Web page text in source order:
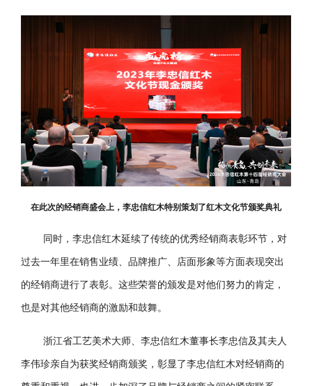
在此次的经销商盛会上，李忠信红木特别策划了红木文化节颁奖典礼
同时，李忠信红木延续了传统的优秀经销商表彰环节，对
过去一年里在销售业绩、品牌推广、店面形象等方面表现突出
的经销商进行了表彰。这些荣誉的颁发是对他们努力的肯定，
也是对其他经销商的激励和鼓舞。
浙江省工艺美术大师、李忠信红木董事长李忠信及其夫人
李伟珍亲自为获奖经销商颁奖，彰显了李忠信红木对经销商的